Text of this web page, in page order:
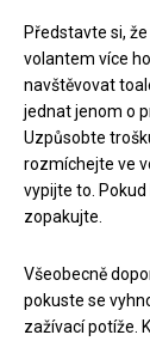
Představte si,
volantem více
navštěvovat
jednat jenom o
Uzpůsobte
rozmíchejte ve
vypijte to.
zopakujte.
Všeobecně
pokuste se
zažívací potíže.